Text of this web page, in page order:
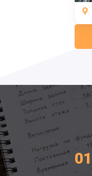
01